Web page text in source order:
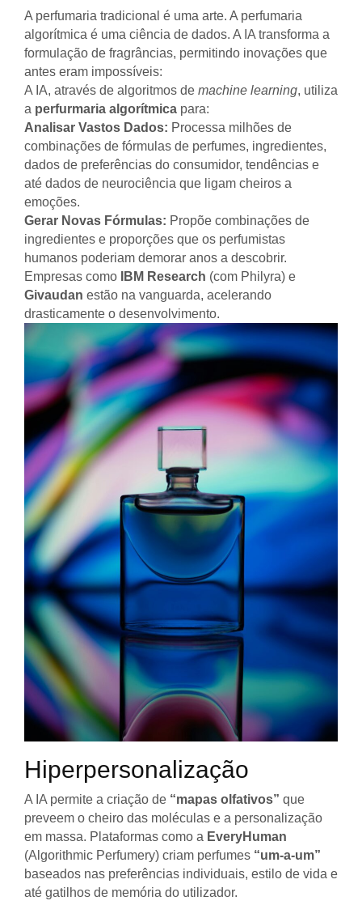
A perfumaria tradicional é uma arte. A perfumaria
algorítmica é uma ciência de dados. A IA transforma a
formulação de fragrâncias, permitindo inovações que
antes eram impossíveis:
A IA, através de algoritmos de machine learning, utiliza
a perfurmaria algorítmica para:
Analisar Vastos Dados: Processa milhões de
combinações de fórmulas de perfumes, ingredientes,
dados de preferências do consumidor, tendências e
até dados de neurociência que ligam cheiros a
emoções.
Gerar Novas Fórmulas: Propõe combinações de
ingredientes e proporções que os perfumistas
humanos poderiam demorar anos a descobrir.
Empresas como
IBM Research (com Philyra) e
Givaudan estão na vanguarda, acelerando
drasticamente o desenvolvimento.
Hiperpersonalização
A IA permite a criação de “mapas olfativos” que
preveem o cheiro das moléculas e a personalização
em massa. Plataformas como a EveryHuman
(Algorithmic Perfumery) criam perfumes “um-a-um”
baseados nas preferências individuais, estilo de vida e
até gatilhos de memória do utilizador.